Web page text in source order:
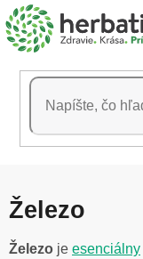
Prejsť
na
obsah
Železo
Železo je esenciálny